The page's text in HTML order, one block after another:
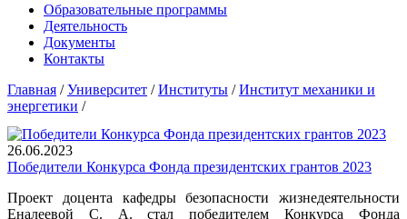
Образовательные программы
Деятельность
Документы
Контакты
Главная /Университет /Институты /Институт механики и
энергетики /
26.06.2023
Победители Конкурса Фонда президентских грантов 2023
Проект доцента кафедры безопасности жизнедеятельности
Еналеевой С. А. стал победителем Конкурса Фонда